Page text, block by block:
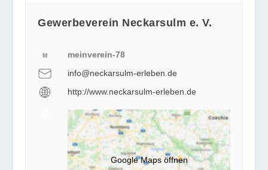
Gewerbeverein Neckarsulm e. V.
M
meinverein-78
info@neckarsulm-erleben.de
http://www.neckarsulm-erleben.de
Google Maps öffnen